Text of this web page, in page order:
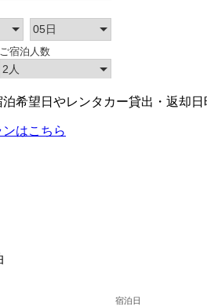
希望日やレンタカー貸出・返却日
はこちら
宿泊日